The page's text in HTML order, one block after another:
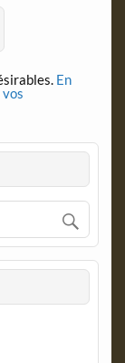
En